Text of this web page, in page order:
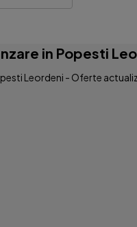
in Popesti
Leordeni - Oferte